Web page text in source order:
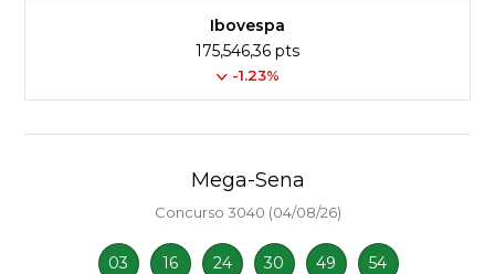
Ibovespa
175,546,36 pts
-1.23%
Mega-Sena
Concurso 3040 (04/08/26)
03 16 24 30 49 54